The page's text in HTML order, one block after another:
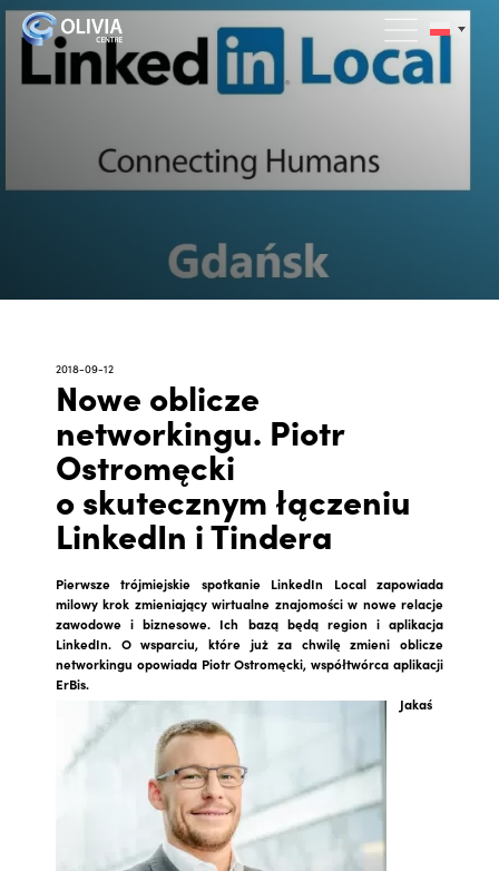
2018-09-12
Nowe oblicze
networkingu. Piotr
Ostromęcki
o skutecznym łączeniu
LinkedIn i Tindera
Pierwsze trójmiejskie spotkanie LinkedIn Local zapowiada
milowy krok zmieniający wirtualne znajomości w nowe relacje
zawodowe i biznesowe. Ich bazą będą region i aplikacja
LinkedIn. O wsparciu, które już za chwilę zmieni oblicze
networkingu opowiada Piotr Ostromęcki, współtwórca aplikacji
ErBis.
Jakaś